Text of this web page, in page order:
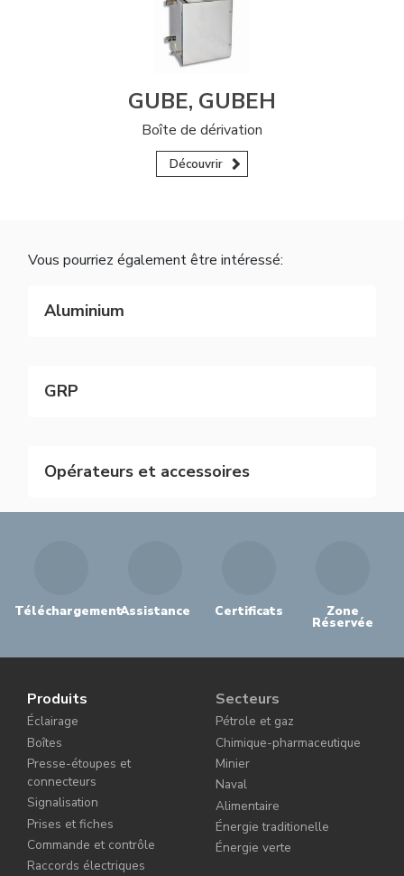
GUBE, GUBEH
Boîte de dérivation
Découvrir
Vous pourriez également être intéressé:
Aluminium
GRP
Opérateurs et accessoires
TéléchargementAssistance Certificats Zone
Réservée
Produits
Éclairage
Boîtes
Presse-étoupes et
connecteurs
Signalisation
Prises et fiches
Commande et contrôle
Raccords électriques
Secteurs
Pétrole et gaz
Chimique-pharmaceutique
Minier
Naval
Alimentaire
Énergie traditionelle
Énergie verte